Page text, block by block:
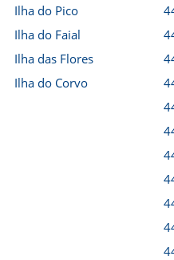
Ilha do Pico
Ilha do Faial
Ilha das Flores
Ilha do Corvo